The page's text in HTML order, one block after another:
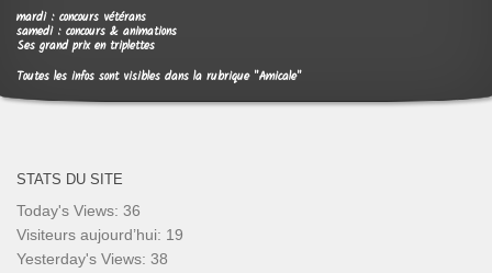
mardi : concours vétérans
samedi : concours & animations
Ses grand prix en triplettes
Toutes les infos sont visibles dans la rubrique "Amicale"
STATS DU SITE
Today's Views: 36
Visiteurs aujourd’hui: 19
Yesterday's Views: 38